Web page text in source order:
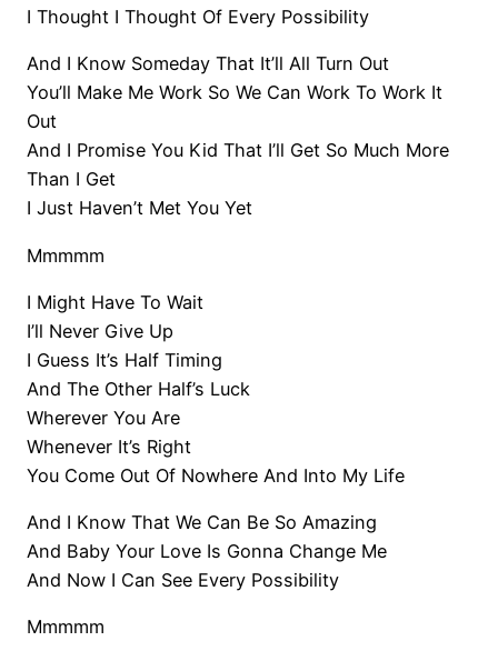
I Thought I Thought Of Every Possibility
And I Know Someday That It’ll All Turn Out
You’ll Make Me Work So We Can Work To Work It
Out
And I Promise You Kid That I’ll Get So Much More
Than I Get
I Just Haven’t Met You Yet
Mmmmm
I Might Have To Wait
I’ll Never Give Up
I Guess It’s Half Timing
And The Other Half’s Luck
Wherever You Are
Whenever It’s Right
You Come Out Of Nowhere And Into My Life
And I Know That We Can Be So Amazing
And Baby Your Love Is Gonna Change Me
And Now I Can See Every Possibility
Mmmmm